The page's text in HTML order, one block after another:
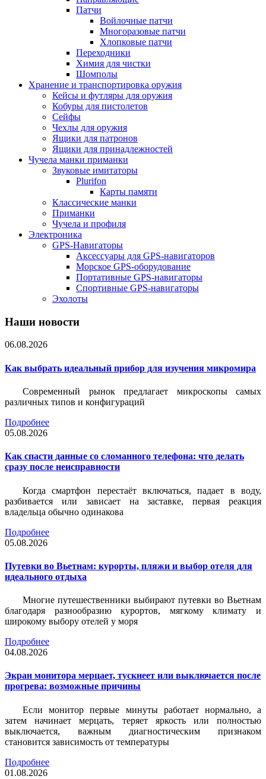
Патчи
Войлочные патчи
Многоразовые патчи
Хлопковые патчи
Переходники
Химия для чистки
Шомполы
Хранение и транспортировка оружия
Кейсы и футляры для оружия
Кобуры для пистолетов
Сейфы
Чехлы для оружия
Ящики для патронов
Ящики для принадлежностей
Чучела манки приманки
Звуковые имитаторы
Plurifon
Карты памяти
Классические манки
Приманки
Чучела и профиля
Электроника
GPS-Навигаторы
Аксессуары для GPS-навигаторов
Морское GPS-оборудование
Портативные GPS-навигаторы
Спортивные GPS-навигаторы
Эхолоты
Наши новости
06.08.2026
Как выбрать идеальный прибор для изучения микромира
Современный рынок предлагает микроскопы самых
различных типов и конфигураций
Подробнее
05.08.2026
Как спасти данные со сломанного телефона: что делать
сразу после неисправности
Когда смартфон перестаёт включаться, падает в воду,
разбивается или зависает на заставке, первая реакция
владельца обычно одинакова
Подробнее
05.08.2026
Путевки во Вьетнам: курорты, пляжи и выбор отеля для
идеального отдыха
Многие путешественники выбирают путевки во Вьетнам
благодаря разнообразию курортов, мягкому климату и
широкому выбору отелей у моря
Подробнее
04.08.2026
Экран монитора мерцает, тускнеет или выключается после
прогрева: возможные причины
Если монитор первые минуты работает нормально, а
затем начинает мерцать, теряет яркость или полностью
выключается, важным диагностическим признаком
становится зависимость от температуры
Подробнее
01.08.2026